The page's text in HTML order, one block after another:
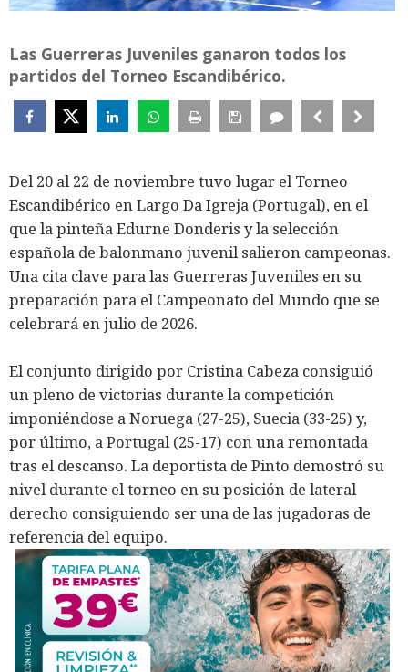
Las Guerreras Juveniles ganaron todos los
partidos del Torneo Escandibérico.
Del 20 al 22 de noviembre tuvo lugar el Torneo
Escandibérico en Largo Da Igreja (Portugal), en el
que la pinteña Edurne Donderis y la selección
española de balonmano juvenil salieron campeonas.
Una cita clave para las Guerreras Juveniles en su
preparación para el Campeonato del Mundo que se
celebrará en julio de 2026.
El conjunto dirigido por Cristina Cabeza consiguió
un pleno de victorias durante la competición
imponiéndose a Noruega (27-25), Suecia (33-25) y,
por último, a Portugal (25-17) con una remontada
tras el descanso. La deportista de Pinto demostró su
nivel durante el torneo en su posición de lateral
derecho consiguiendo ser una de las jugadoras de
referencia del equipo.